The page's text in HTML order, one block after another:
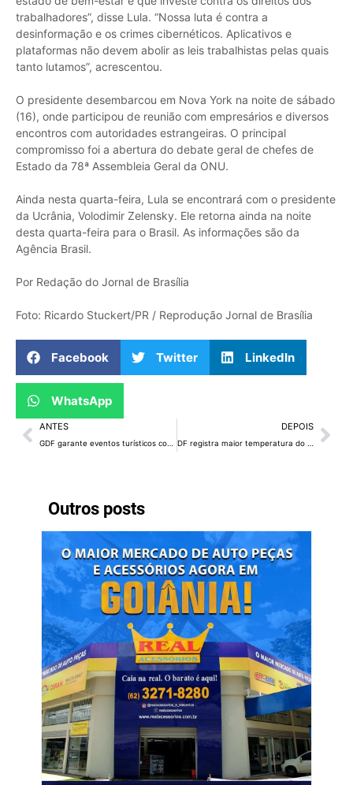
Outros posts
trabalhadores”, disse Lula. “Nossa luta é contra a
desinformação e os crimes cibernéticos. Aplicativos e
plataformas não devem abolir as leis trabalhistas pelas quais
tanto lutamos”, acrescentou.
O presidente desembarcou em Nova York na noite de sábado
(16), onde participou de reunião com empresários e diversos
encontros com autoridades estrangeiras. O principal
compromisso foi a abertura do debate geral de chefes de
Estado da 78ª Assembleia Geral da ONU.
Ainda nesta quarta-feira, Lula se encontrará com o presidente
da Ucrânia, Volodimir Zelensky. Ele retorna ainda na noite
desta quarta-feira para o Brasil. As informações são da
Agência Brasil.
Por Redação do Jornal de Brasília
Foto: Ricardo Stuckert/PR / Reprodução Jornal de Brasília
Facebook Twitter LinkedIn
WhatsApp
ANTES DEPOIS